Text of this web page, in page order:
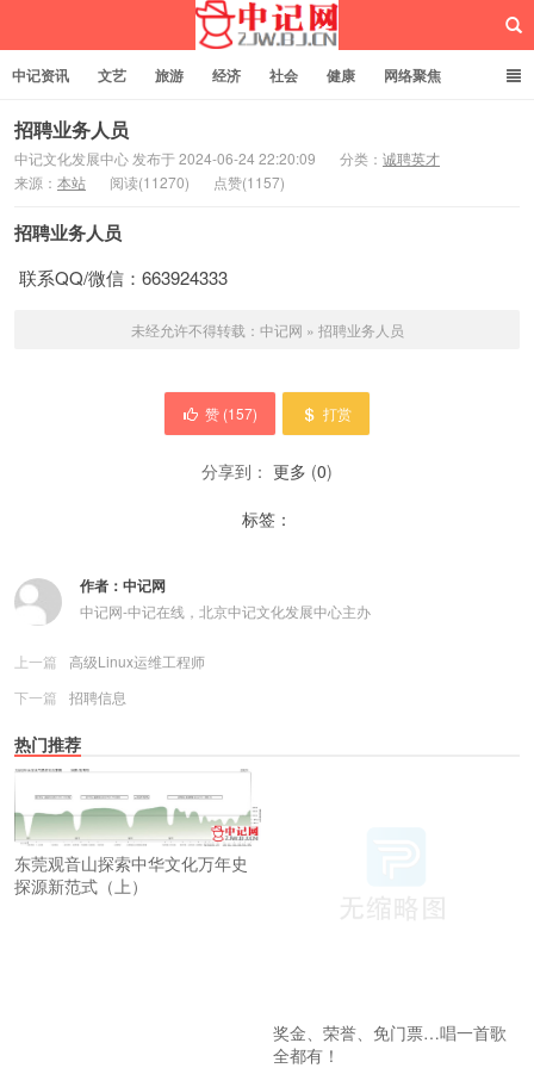
中记网
中记资讯 文艺 旅游 经济 社会 健康 网络聚焦
企业管理 网站建设
招聘业务人员
中记文化发展中心 发布于 2024-06-24 22:20:09 分类： 诚聘英才
来源： 本站 阅读(11270) 点赞(1157)
招聘业务人员
联系QQ/微信：663924333
未经允许不得转载： 中记网 » 招聘业务人员
赞 (157) 打赏
分享到： 更多 (0)
标签：
作者： 中记网
中记网-中记在线，北京中记文化发展中心主办
上一篇
高级Linux运维工程师
下一篇
招聘信息
热门推荐
东莞观音山探索中华文化万年史
探源新范式（上）
奖金、荣誉、免门票…唱一首歌
全都有！